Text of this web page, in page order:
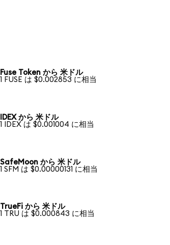
Fuse Token から 米ドル
1 FUSE は $0.002853 に相当
IDEX から 米ドル
1 IDEX は $0.001004 に相当
SafeMoon から 米ドル
1 SFM は $0.00000131 に相当
TrueFi から 米ドル
1 TRU は $0.000843 に相当